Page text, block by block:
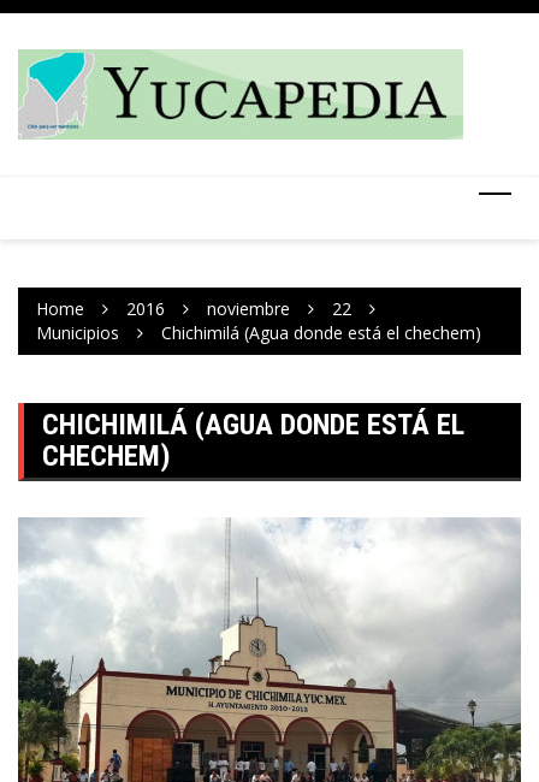
Skip
content
Home 2016 noviembre
22
Municipios
Chichimilá (Agua donde está el chechem)
CHICHIMILÁ (AGUA DONDE ESTÁ EL
CHECHEM)